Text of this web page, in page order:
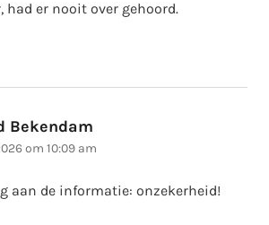
had er nooit over gehoord.
Bekendam
om 10:09 am
aan de informatie: onzekerheid!